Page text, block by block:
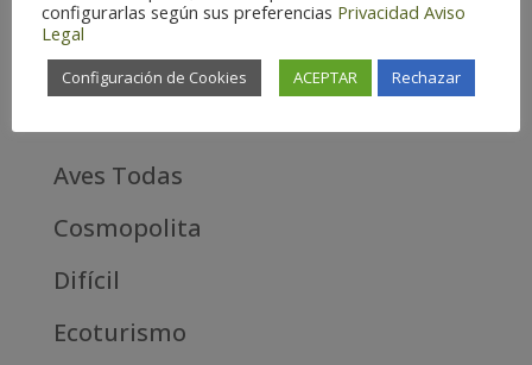
Alta
Alta Montaña
Aves Todas
Cosmopolita
Difícil
Ecoturismo
configurarlas según sus preferencias Privacidad Aviso
Legal
Configuración de Cookies ACEPTAR Rechazar